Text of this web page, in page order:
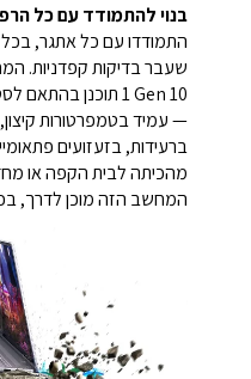
בנוי להתמודד עם כל
התמודדו עם כל אתגר,
— עמיד בטמפרטורות
ברעידות, בזעזועים
מהכיתה לבית הקפה או
המחשב הזה מוכן לדרך,